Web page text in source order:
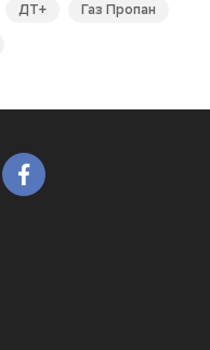
ДТ+
Газ Пропан